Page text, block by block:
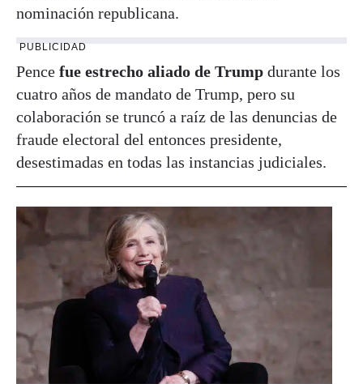
nominación republicana.
PUBLICIDAD
Pence fue estrecho aliado de Trump durante los
cuatro años de mandato de Trump, pero su
colaboración se truncó a raíz de las denuncias de
fraude electoral del entonces presidente,
desestimadas en todas las instancias judiciales.